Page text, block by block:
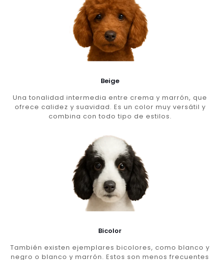
Beige
Una tonalidad intermedia entre crema y marrón, que
ofrece calidez y suavidad. Es un color muy versátil y
combina con todo tipo de estilos.
Bicolor
También existen ejemplares bicolores, como blanco y
negro o blanco y marrón. Estos son menos frecuentes